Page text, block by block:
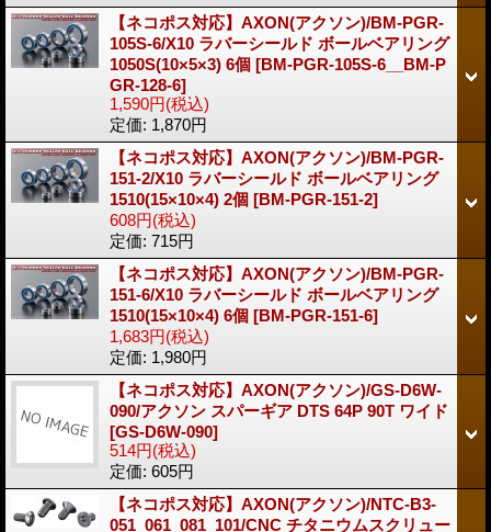
【ネコポス対応】AXON(アクソン)/BM-PGR-
105S-6/X10 ラバーシールド ボールベアリング
1050S(10×5×3) 6個 [BM-PGR-105S-6__BM-P
GR-128-6]
1,590円(税込)
定価: 1,870円
【ネコポス対応】AXON(アクソン)/BM-PGR-
151-2/X10 ラバーシールド ボールベアリング
1510(15×10×4) 2個 [BM-PGR-151-2]
608円(税込)
定価: 715円
【ネコポス対応】AXON(アクソン)/BM-PGR-
151-6/X10 ラバーシールド ボールベアリング
1510(15×10×4) 6個 [BM-PGR-151-6]
1,683円(税込)
定価: 1,980円
【ネコポス対応】AXON(アクソン)/GS-D6W-
090/アクソン スパーギア DTS 64P 90T ワイド
[GS-D6W-090]
514円(税込)
定価: 605円
【ネコポス対応】AXON(アクソン)/NTC-B3-
051_061_081_101/CNC チタニウムスクリュー